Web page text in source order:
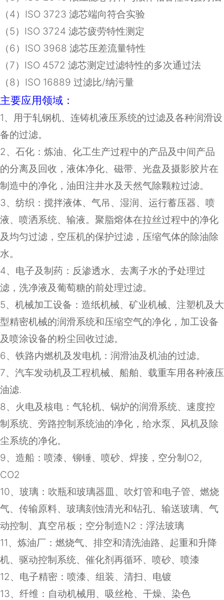
（4） ISO 3723 滤芯端向符合实验
（5） ISO 3724 滤芯疲劳特性测定
（6） ISO 3968 滤芯压差流量特性
（7） ISO 4572 滤芯测定过滤特性的多次通过法
（8）ISO 16889 过滤比/纳污量
主要应用领域：
1、用于轧钢机、连铸机液压系统的过滤及各种润滑设
备的过滤。
2、石化：炼油、化工生产过程中的产品及中间产品
的分离及回收，液体净化、磁带、光盘及摄影胶片在
制造中的净化，油田注井水及天然气除颗粒过滤。
3、纺织：搅拌液体、气吊、湿润、运行蓄压器、喷
液、喷洒系统、输液。聚脂熔体在拉丝过程中的净化
及均匀过滤，空压机的保护过滤，压缩气体的除油除
水。
4、电子及制药：反渗透水、去离子水的予处理过
滤，洗净液及葡萄糖的前处理过滤。
5、机械加工设备：造纸机械、矿业机械、注塑机及大
型精密机械的润滑系统和压缩空气的净化，加工设备
及喷涂设备的粉尘回收过滤。
6、铁路内燃机及发电机：润滑油及机油的过滤。
7、汽车发动机及工程机械、船舶、载重车用各种液压
油滤.
8、火电及核电：气轮机、锅炉的润滑系统、速度控
制系统、旁路控制系统油的净化，给水泵、风机及除
尘系统的净化。
9、造船：喷漆、铆锤、喷砂、焊接，空分制 O2,
CO2
10、玻璃：吹瓶和玻璃器皿、吹灯管和电子管、燃烧
气、传输原料、玻璃刻蚀清光和钻孔、输送玻璃、气
动控制、真空吊板；空分制造N2 ：浮法玻璃
11、炼油厂：燃烧气、排空和清洗油路、起重和升降
机、驱动控制系统、催化剂再循环、喷砂、喷漆
12、电子精密：喷漆、组装、清扫、电镀
13、纤维：自动机械用、吸丝枪、干燥、染色